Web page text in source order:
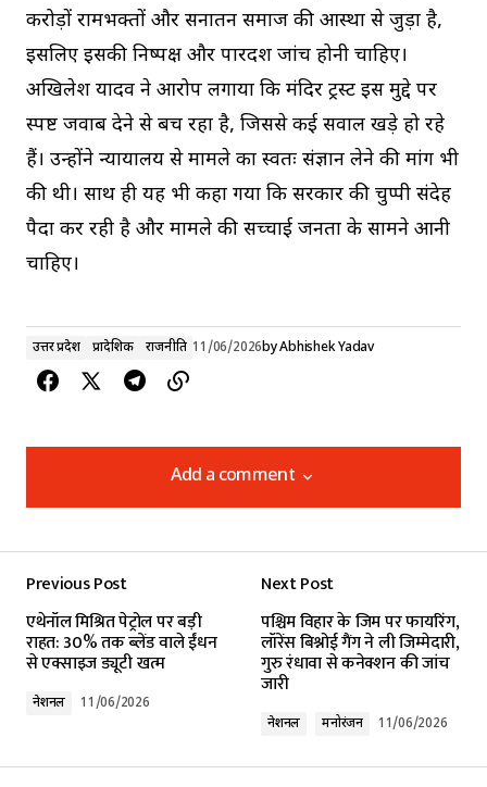
करोड़ों रामभक्तों और सनातन समाज की आस्था से जुड़ा है,
इसलिए इसकी निष्पक्ष और पारदर्शी जांच होनी चाहिए।
अखिलेश यादव ने आरोप लगाया कि मंदिर ट्रस्ट इस मुद्दे पर
स्पष्ट जवाब देने से बच रहा है, जिससे कई सवाल खड़े हो रहे
हैं। उन्होंने न्यायालय से मामले का स्वतः संज्ञान लेने की मांग भी
की थी। साथ ही यह भी कहा गया कि सरकार की चुप्पी संदेह
पैदा कर रही है और मामले की सच्चाई जनता के सामने आनी
चाहिए।
उत्तर प्रदेश प्रादेशिक राजनीति 11/06/2026byAbhishek Yadav
Add a comment
Add a comment
Required fields are marked*
Previous Post
एथेनॉल मिश्रित पेट्रोल पर बड़ी
राहत: 30% तक ब्लेंड वाले ईंधन
से एक्साइज ड्यूटी खत्म
नेशनल 11/06/2026
Next Post
पश्चिम विहार के जिम पर फायरिंग,
लॉरेंस बिश्नोई गैंग ने ली जिम्मेदारी,
गुरु रंधावा से कनेक्शन की जांच
जारी
नेशनल मनोरंजन 11/06/2026